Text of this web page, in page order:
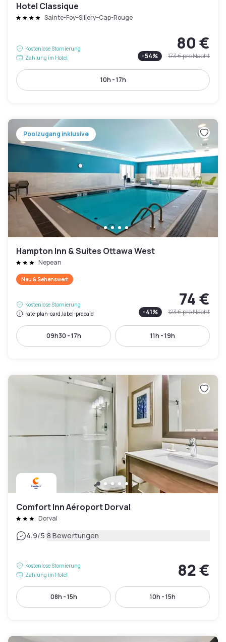
Hotel Classique
Sainte-Foy–Sillery–Cap-Rouge
Kostenlose Stornierung
Zahlung im Hotel
80 €
-54% 173 €pro Nacht
10h - 17h
Poolzugang inklusive
Hampton Inn & Suites Ottawa West
Nepean
Neu & Sehenswert
Kostenlose Stornierung
rate-plan-card.label-prepaid
74 €
-41% 123 €pro Nacht
09h30 - 17h 11h - 19h
Comfort Inn Aéroport Dorval
Dorval
4.9/5|8 Bewertungen
Kostenlose Stornierung
Zahlung im Hotel
82 €
08h - 15h 10h - 15h